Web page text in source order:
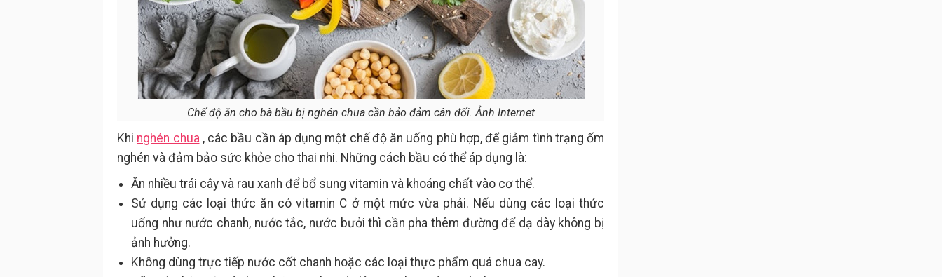
Chế độ ăn cho bà bầu bị nghén chua cần bảo đảm cân đối. Ảnh Internet
Khi nghén chua, các bầu cần áp dụng một chế độ ăn uống phù hợp, để giảm tình trạng ốm
nghén và đảm bảo sức khỏe cho thai nhi. Những cách bầu có thể áp dụng là:
Ăn nhiều trái cây và rau xanh để bổ sung vitamin và khoáng chất vào cơ thể.
Sử dụng các loại thức ăn có vitamin C ở một mức vừa phải. Nếu dùng các loại thức
uống như nước chanh, nước tắc, nước bưởi thì cần pha thêm đường để dạ dày không bị
ảnh hưởng.
Không dùng trực tiếp nước cốt chanh hoặc các loại thực phẩm quá chua cay.